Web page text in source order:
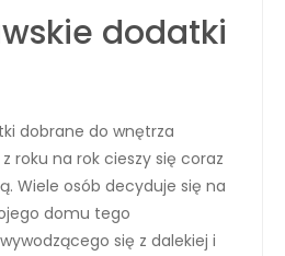
dodatki
dobrane do wnętrza
roku na rok cieszy się coraz
Wiele osób decyduje się na
domu tego
się z dalekiej i